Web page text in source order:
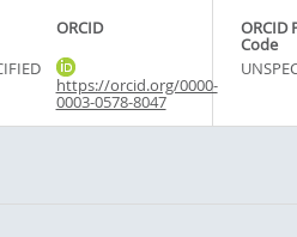
ORCID ORCID
Code
https://orcid.org/0000-
0003-0578-8047